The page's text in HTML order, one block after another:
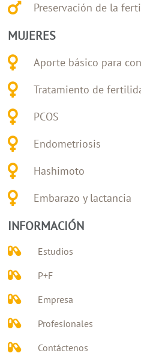
Preservación de la
MUJERES
Aporte básico para
Tratamiento de
PCOS
Endometriosis
Hashimoto
Embarazo y lactancia
INFORMACIÓN
Estudios
P+F
Empresa
Profesionales
Contáctenos